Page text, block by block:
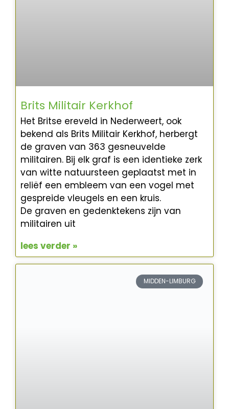
Brits Militair Kerkhof
Het Britse ereveld in Nederweert, ook
bekend als Brits Militair Kerkhof, herbergt
de graven van 363 gesneuvelde
militairen. Bij elk graf is een identieke zerk
van witte natuursteen geplaatst met in
reliëf een embleem van een vogel met
gespreide vleugels en een kruis.
De graven en gedenktekens zijn van
militairen uit
lees verder »
MIDDEN-LIMBURG